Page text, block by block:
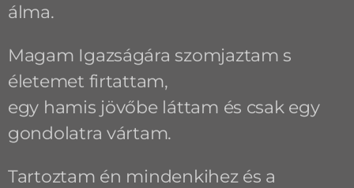
álma.
Magam Igazságára szomjaztam s
életemet firtattam,
egy hamis jövőbe láttam és csak egy
gondolatra vártam.
Tartoztam én mindenkihez és a